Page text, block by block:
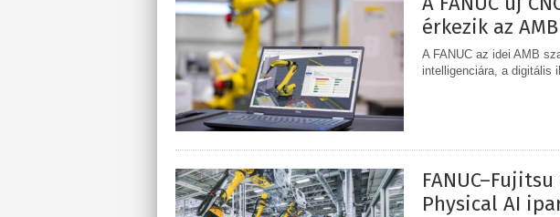
érkezik az
A FANUC az idei AMB
intelligenciára, a digitális
Physical AI